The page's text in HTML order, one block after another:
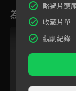
為您推薦
略過片頭
收藏片單
觀劇紀錄